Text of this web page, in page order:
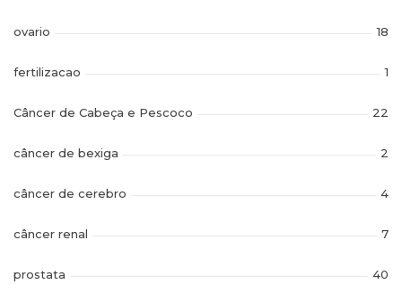
ovario 18
fertilizacao 1
Câncer de Cabeça e Pescoco 22
câncer de bexiga 2
câncer de cerebro 4
câncer renal 7
prostata 40